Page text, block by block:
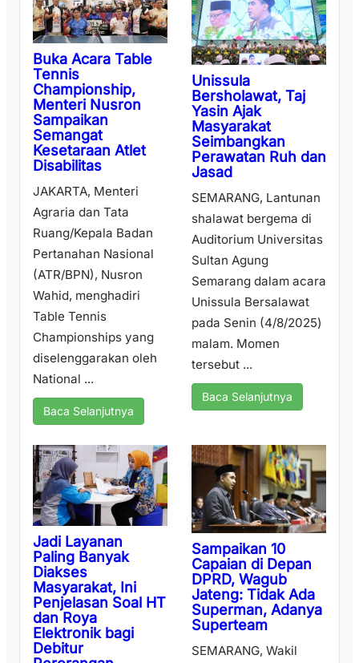
Buka Acara Table
Tennis
Championship,
Menteri Nusron
Sampaikan
Semangat
Kesetaraan Atlet
Disabilitas
JAKARTA, Menteri
Agraria dan Tata
Ruang/Kepala Badan
Pertanahan Nasional
(ATR/BPN), Nusron
Wahid, menghadiri
Table Tennis
Championships yang
diselenggarakan oleh
National ...
Baca Selanjutnya
Unissula
Bersholawat, Taj
Yasin Ajak
Masyarakat
Seimbangkan
Perawatan Ruh dan
Jasad
SEMARANG, Lantunan
shalawat bergema di
Auditorium Universitas
Sultan Agung
Semarang dalam acara
Unissula Bersalawat
pada Senin (4/8/2025)
malam. Momen
tersebut ...
Baca Selanjutnya
Jadi Layanan
Paling Banyak
Diakses
Masyarakat, Ini
Penjelasan Soal HT
dan Roya
Elektronik bagi
Debitur
Sampaikan 10
Capaian di Depan
DPRD, Wagub
Jateng: Tidak Ada
Superman, Adanya
Superteam
SEMARANG, Wakil